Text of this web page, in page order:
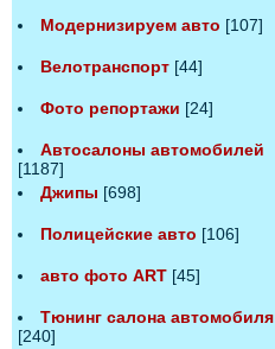
Модернизируем авто [107]
Велотранспорт [44]
Фото репортажи [24]
Автосалоны автомобилей
[1187]
Джипы [698]
Полицейские авто [106]
авто фото ART [45]
Тюнинг салона автомобиля
[240]